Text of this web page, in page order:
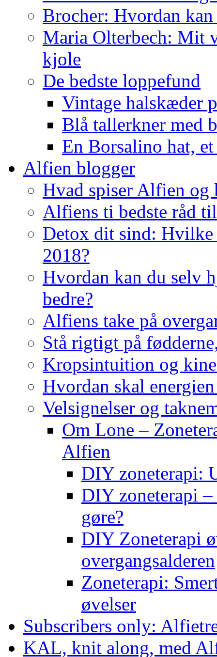
Brocher: Hvordan
Maria Olterbech: Mit
kjole
De bedste loppefund
Vintage halskæder
Blå tallerkner med
En Borsalino hat,
Alfien blogger
Hvad spiser Alfien og
Alfiens ti bedste råd
Detox dit sind:
2018?
Hvordan kan du selv
bedre?
Alfiens take på
Stå rigtigt på
Kropsintuition og
Hvordan skal
Velsignelser og
Om Lone –
Alfien
DIY zoneterapi:
DIY zoneterapi
gøre?
DIY Zoneterapi
overgangsalderen
Zoneterapi:
øvelser
Subscribers only:
KAL, knit along, med